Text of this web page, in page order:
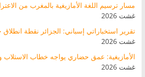
مسار ترسيم اللغة الأمازيغية بالمغرب من
غشت 2026
تقرير استخباراتي إسباني: الجزائر نقطة
غشت 2026
الأمازيغية: عمق حضاري يواجه خطاب الاستلاب
غشت 2026